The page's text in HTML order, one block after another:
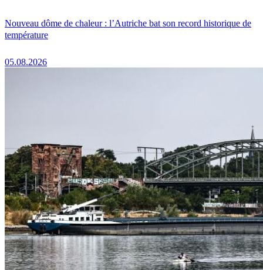
Nouveau dôme de chaleur : l’Autriche bat son record historique de
température
05.08.2026